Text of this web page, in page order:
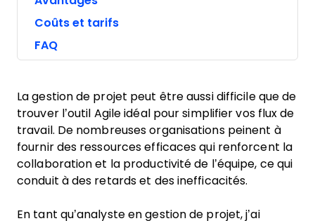
Coûts et tarifs
FAQ
La gestion de projet peut être aussi difficile que de
trouver l’outil Agile idéal pour simplifier vos flux de
travail. De nombreuses organisations peinent à
fournir des ressources efficaces qui renforcent la
collaboration et la productivité de l’équipe, ce qui
conduit à des retards et des inefficacités.
En tant qu’analyste en gestion de projet, j’ai